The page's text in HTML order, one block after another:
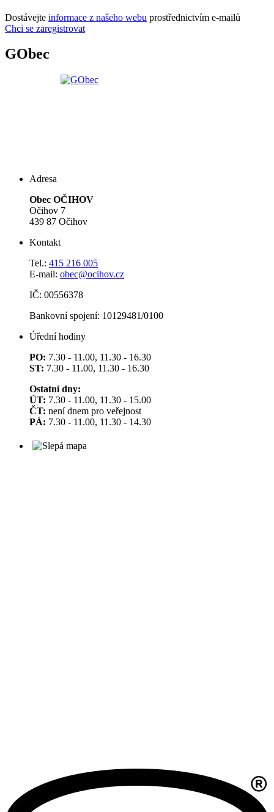
Dostávejte informace z našeho webu prostřednictvím e-mailů
Chci se zaregistrovat
GObec
Adresa
Obec OČIHOV
Očihov 7
439 87 Očihov
Kontakt
Tel.: 415 216 005
E-mail: obec@ocihov.cz
IČ: 00556378
Bankovní spojení: 10129481/0100
Úřední hodiny
PO: 7.30 - 11.00, 11.30 - 16.30
ST: 7.30 - 11.00, 11.30 - 16.30
Ostatní dny:
ÚT: 7.30 - 11.00, 11.30 - 15.00
ČT: není dnem pro veřejnost
PÁ: 7.30 - 11.00, 11.30 - 14.30